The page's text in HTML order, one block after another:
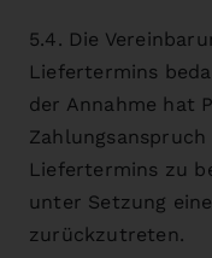
5.4. Die
Liefertermins
der Annahme hat
Liefertermins zu
unter Setzung
zurückzutreten.